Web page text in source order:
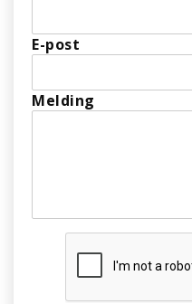
E-post
Melding